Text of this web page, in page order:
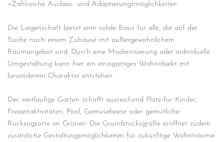
+Zahlreiche Ausbau- und Adaptierungsmöglichkeiten
Die Liegenschaft bietet eine solide Basis für alle, die auf der
Suche nach einem Zuhause mit außergewöhnlichem
Raumangebot sind. Durch eine Modernisierung oder individuelle
Umgestaltung kann hier ein einzigartiges Wohnobjekt mit
besonderem Charakter entstehen.
Der weitläufige Garten schafft ausreichend Platz für Kinder,
Freizeitaktivitäten, Pool, Gemüsebeete oder gemütliche
Rückzugsorte im Grünen. Die Grundstücksgröße eröffnet zudem
zusätzliche Gestaltungsmöglichkeiten für zukünftige Wohnträume.